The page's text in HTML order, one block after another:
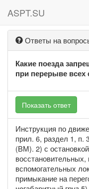
ASPT.SU
Ответы на
Какие поезда
при перерыве всех
Показать ответ
Инструкция по
прил. 6, раздел 1, п.
(ВМ). 2) с
вспомогательных
примыкание на